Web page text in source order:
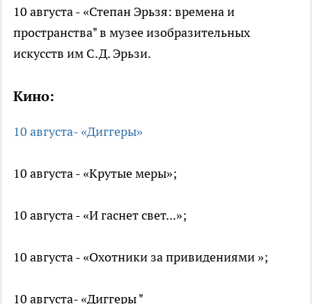
10 августа - «Степан Эрьзя: времена и
пространства" в музее изобразительных
искусств им С.Д. Эрьзи.
Кино:
10 августа- «Диггеры»
10 августа - «Крутые меры»;
10 августа - «И гаснет свет...»;
10 августа - «Охотники за привидениями »;
10 августа- «Диггеры "